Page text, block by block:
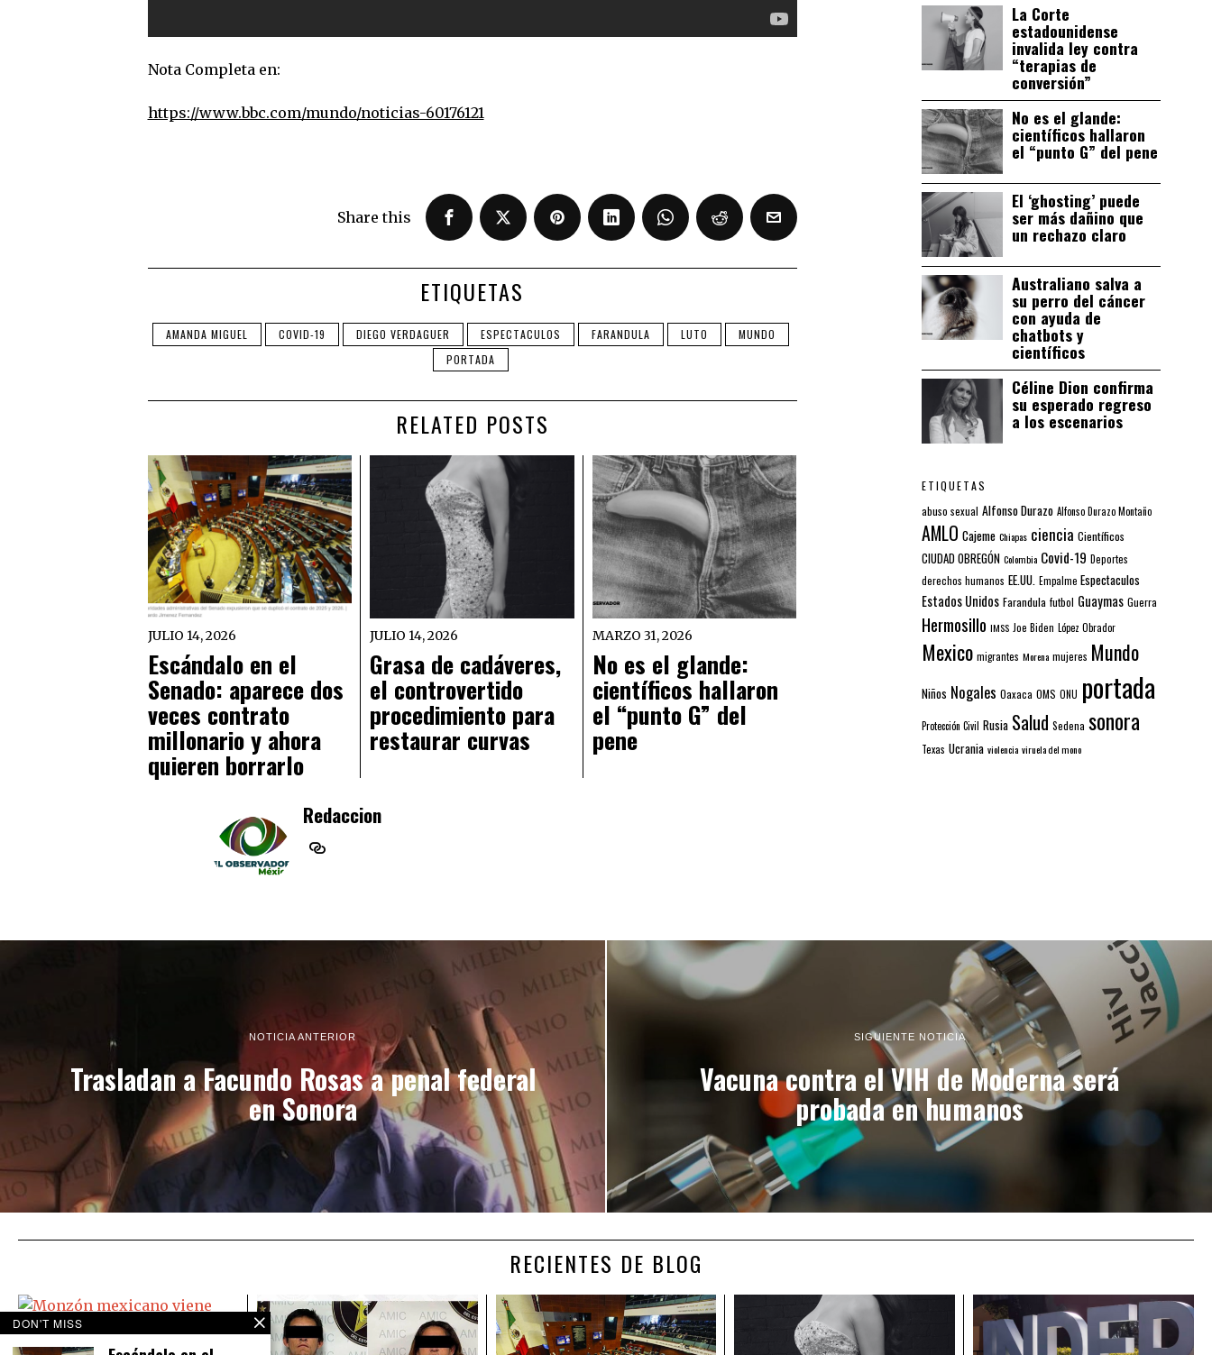
Nota Completa en:
https://www.bbc.com/mundo/noticias-60176121
Share this
ETIQUETAS
AMANDA MIGUEL COVID-19 DIEGO VERDAGUER ESPECTACULOS FARANDULA LUTO
MUNDO
PORTADA
RELATED POSTS
JULIO 14, 2026
Escándalo en el
Senado: aparece dos
veces contrato
millonario y ahora
quieren borrarlo
JULIO 14, 2026
Grasa de cadáveres,
el controvertido
procedimiento para
restaurar curvas
MARZO 31, 2026
No es el glande:
científicos hallaron
el “punto G” del
pene
Redaccion
La Corte
estadounidense
invalida ley contra
“terapias de
conversión”
No es el glande:
científicos hallaron
el “punto G” del pene
El ‘ghosting’ puede
ser más dañino que
un rechazo claro
Australiano salva a
su perro del cáncer
con ayuda de
chatbots y
científicos
Céline Dion confirma
su esperado regreso
a los escenarios
ETIQUETAS
abuso sexual Alfonso Durazo Alfonso Durazo Montaño
AMLO Cajeme Chiapas ciencia Científicos
CIUDAD OBREGÓN Colombia Covid-19 Deportes
derechos humanos EE.UU. Empalme Espectaculos
Estados Unidos Farandula futbol Guaymas Guerra
Hermosillo IMSS Joe Biden López Obrador
Mexico migrantes Morena mujeres Mundo
Niños Nogales Oaxaca OMS ONU portada
Protección Civil Rusia Salud Sedena sonora
Texas Ucrania violencia viruela del mono
NOTICIA ANTERIOR
Trasladan a Facundo Rosas a penal federal
en Sonora
SIGUIENTE NOTICIA
Vacuna contra el VIH de Moderna será
probada en humanos
RECIENTES DE BLOG
DON'T MISS